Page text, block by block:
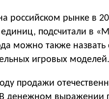
российском рынке в
подсчитали в
можно также
игровых моделей.
продажи
денежном выражении